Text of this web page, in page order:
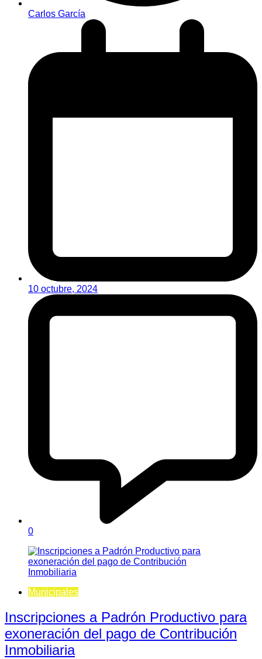
Carlos García
10 octubre, 2024
0
Municipales
Inscripciones a Padrón Productivo para
exoneración del pago de Contribución
Inmobiliaria